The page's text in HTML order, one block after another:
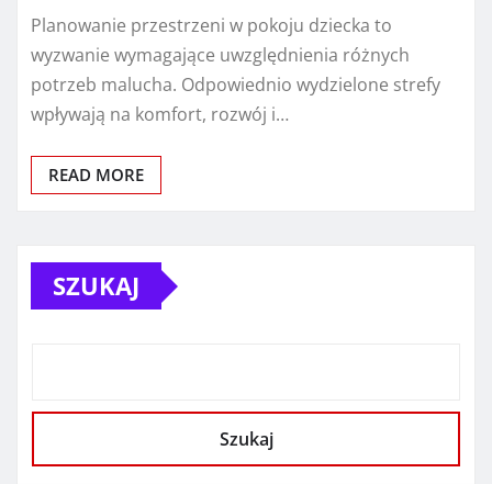
Planowanie przestrzeni w pokoju dziecka to
wyzwanie wymagające uwzględnienia różnych
potrzeb malucha. Odpowiednio wydzielone strefy
wpływają na komfort, rozwój i…
READ MORE
SZUKAJ
Szukaj